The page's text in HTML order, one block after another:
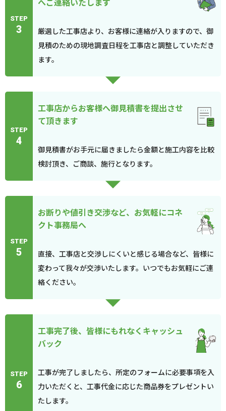
STEP
3
厳選した工事店より、お客様に連絡が入りますので、御
見積のための現地調査日程を工事店と調整していただき
ます。
STEP
4
工事店からお客様へ御見積書を提出させ
て頂きます
御見積書がお手元に届きましたら金額と施工内容を比較
検討頂き、ご商談、施行となります。
STEP
5
お断りや値引き交渉など、お気軽にコネ
クト事務局へ
直接、工事店と交渉しにくいと感じる場合など、皆様に
変わって我々が交渉いたします。いつでもお気軽にご連
絡ください。
STEP
6
工事完了後、皆様にもれなくキャッシュ
バック
工事が完了しましたら、所定のフォームに必要事項を入
力いただくと、工事代金に応じた商品券をプレゼントい
たします。